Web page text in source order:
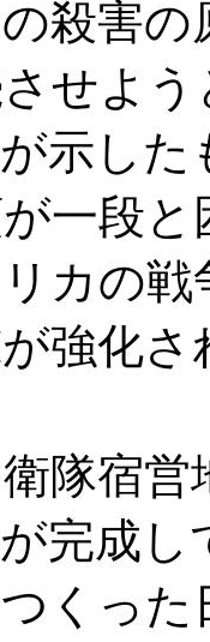
殺害
せよ
示した
一段
カの
強化
隊宿営
完成
くっ